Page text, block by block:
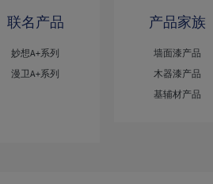
联名产品
妙想A+系列
漫卫A+系列
产品家族
墙面漆产品
木器漆产品
基辅材产品